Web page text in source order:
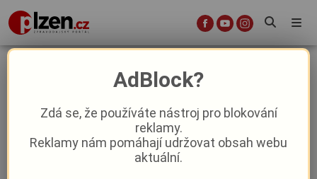
Hasiči v Plzeňském kraji měli
meziročně o 547 zásahů více, ubylo
požárů i nehod
Krimi
AdBlock?
Zdá se, že používáte nástroj pro blokování
reklamy.
Reklamy nám pomáhají udržovat obsah webu
aktuální.